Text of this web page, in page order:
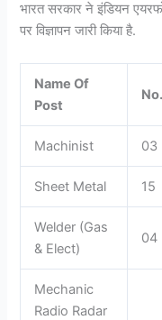
भारत सरकार ने इंडियन
पर विज्ञापन जारी किया है.
Name Of
Post
Machinist 03
Sheet Metal 15
Welder (Gas
& Elect)
04
Mechanic
Radio Radar